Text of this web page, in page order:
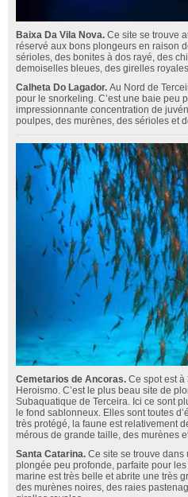
Baixa Da Vila Nova. Ce site se trouve
réservé aux bons plongeurs en raison
sérioles, des bonites à dos rayé, des
demoiselles bleues, des girelles
Calheta Do Lagador. Au Nord de
pour le snorkeling. C’est une baie peu
impressionnante concentration de
poulpes, des murènes, des sérioles et
Cemetarios de Ancoras. Ce spot est à
Heroismo. C’est le plus beau site de
Subaquatique de Terceira. Ici ce sont
le fond sablonneux. Elles sont toutes
très protégé, la faune est relativement
mérous de grande taille, des murènes
Santa Catarina. Ce site se trouve dans
plongée peu profonde, parfaite pour
marine est très belle et abrite une très
des murènes noires, des raies